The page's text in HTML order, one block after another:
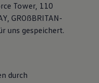
Tower, 110
GROßBRITAN-
uns gespeichert.
durch